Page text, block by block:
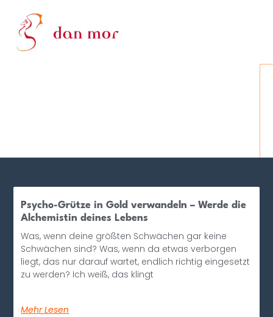
Psycho-Grütze in Gold verwandeln – Werde die
Alchemistin deines Lebens
Was, wenn deine größten Schwächen gar keine
Schwächen sind? Was, wenn da etwas verborgen
liegt, das nur darauf wartet, endlich richtig eingesetzt
zu werden? Ich weiß, das klingt
Mehr Lesen